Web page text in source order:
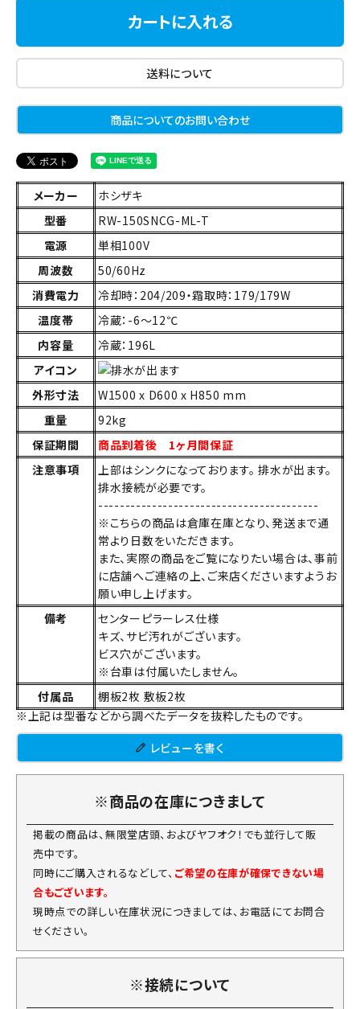
カートに入れる
送料について
商品についてのお問い合わせ
メーカー
ホシザキ
型番
RW-150SNCG-ML-T
電源
単相100V
周波数
50/60Hz
消費電力
冷却時：204/209・霜取時：179/179W
温度帯
冷蔵：-6～12℃
内容量
冷蔵：196L
アイコン
外形寸法
W1500 x D600 x H850 mm
重量
92kg
保証期間
商品到着後 1ヶ月間保証
注意事項
上部はシンクになっております。 排水が出ます。
排水接続が必要です。
-----------------------------------------
※こちらの商品は倉庫在庫となり、発送まで通
常より日数をいただきます。
また、実際の商品をご覧になりたい場合は、事前
に店舗へご連絡の上、ご来店くださいますようお
願い申し上げます。
備考
センターピラーレス仕様
キズ、サビ汚れがございます。
ビス穴がございます。
※台車は付属いたしません。
付属品
棚板2枚 敷板2枚
※上記は型番などから調べたデータを抜粋したものです。
レビューを書く
※商品の在庫につきまして
掲載の商品は、無限堂店頭、およびヤフオク！でも並行して販
売中です。
同時にご購入されるなどして、 ご希望の在庫が確保できない場
合もございます。
現時点での詳しい在庫状況につきましては、お電話にてお問合
せください。
※接続について